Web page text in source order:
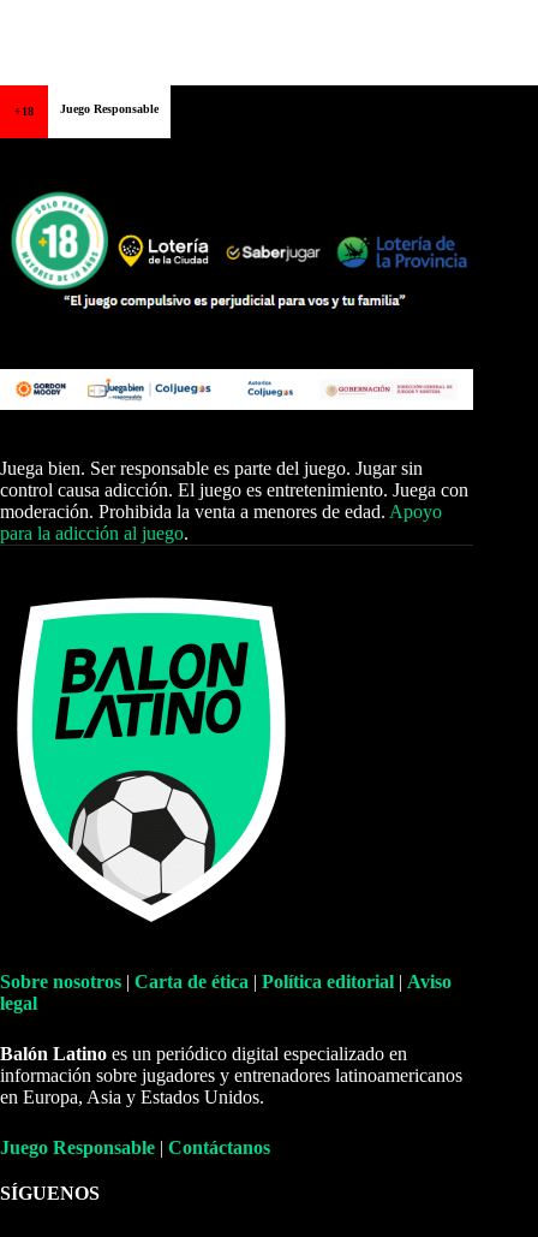
+18 Juego Responsable
Juega bien. Ser responsable es parte del juego. Jugar sin
control causa adicción. El juego es entretenimiento. Juega con
moderación. Prohibida la venta a menores de edad. Apoyo
para la adicción al juego.
Sobre nosotros | Carta de ética | Política editorial | Aviso
legal
Balón Latino es un periódico digital especializado en
información sobre jugadores y entrenadores latinoamericanos
en Europa, Asia y Estados Unidos.
Juego Responsable | Contáctanos
SÍGUENOS